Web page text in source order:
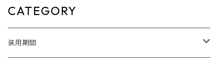
CATEGORY
装用期間